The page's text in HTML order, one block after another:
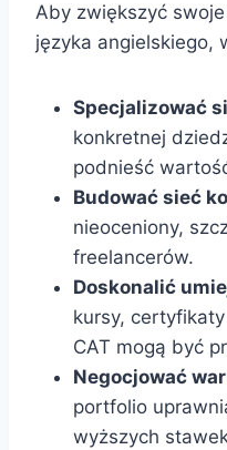
Aby zwiększyć
języka angielskiego,
Specjalizować
konkretnej
podnieść
Budować sieć
nieoceniony,
freelancerów.
Doskonalić
kursy,
CAT mogą być
Negocjować
portfolio
wyższych